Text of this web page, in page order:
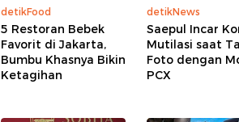
detikFood
5 Restoran Bebek
Favorit di Jakarta,
Bumbu Khasnya Bikin
Ketagihan
detikNews
Saepul Incar
Mutilasi saat
Foto dengan
PCX